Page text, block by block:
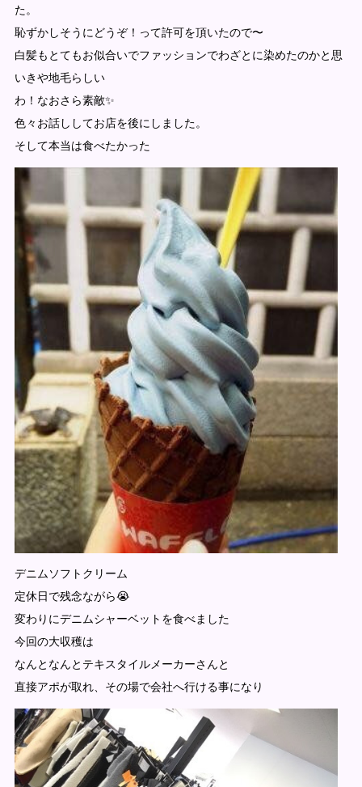
た。
恥ずかしそうにどうぞ！って許可を頂いたので〜
白髪もとてもお似合いでファッションでわざとに染めたのかと思
いきや地毛らしい
わ！なおさら素敵✨
色々お話ししてお店を後にしました。
そして本当は食べたかった
デニムソフトクリーム
定休日で残念ながら😭
変わりにデニムシャーベットを食べました
今回の大収穫は
なんとなんとテキスタイルメーカーさんと
直接アポが取れ、その場で会社へ行ける事になり